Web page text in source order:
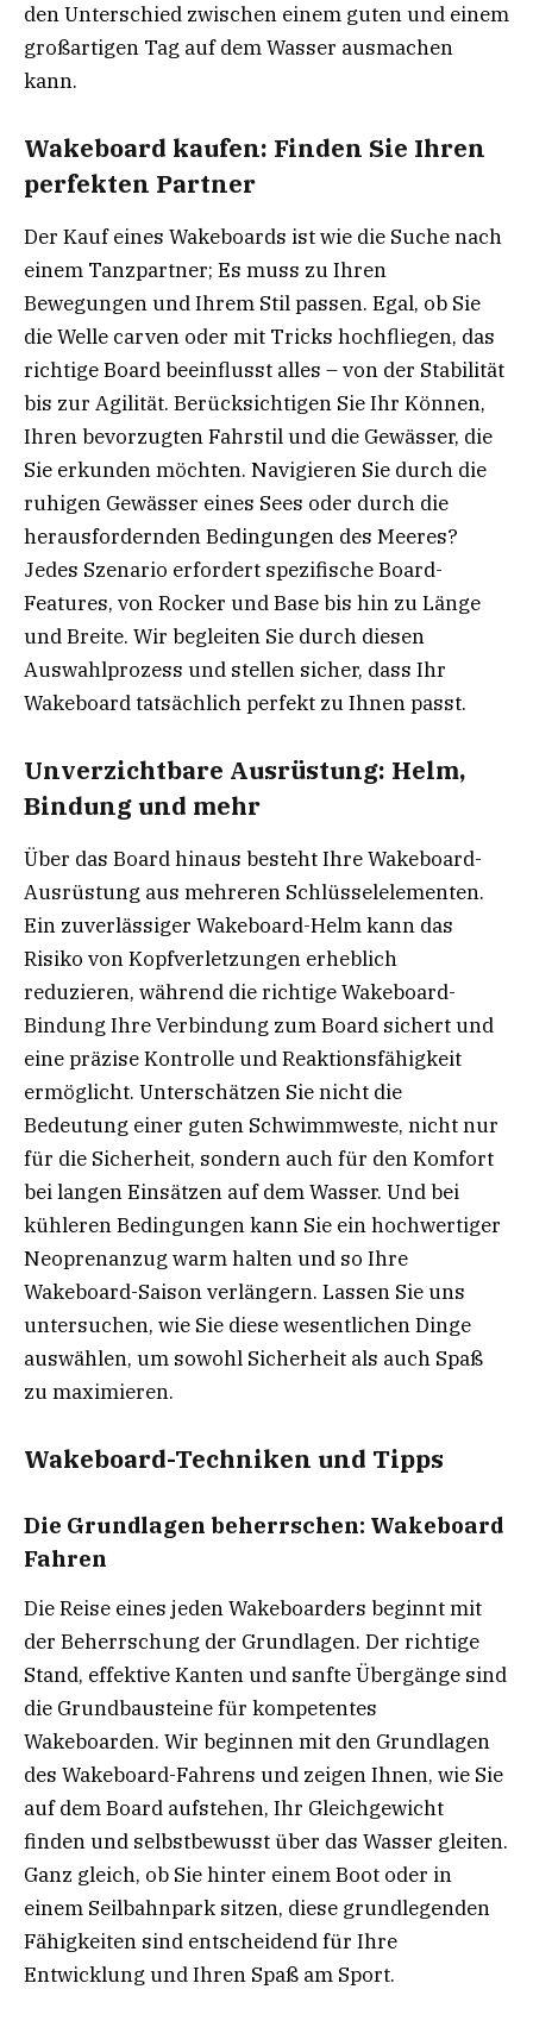
den Unterschied zwischen einem guten und einem
großartigen Tag auf dem Wasser ausmachen
kann.
Wakeboard kaufen: Finden Sie Ihren
perfekten Partner
Der Kauf eines Wakeboards ist wie die Suche nach
einem Tanzpartner; Es muss zu Ihren
Bewegungen und Ihrem Stil passen. Egal, ob Sie
die Welle carven oder mit Tricks hochfliegen, das
richtige Board beeinflusst alles – von der Stabilität
bis zur Agilität. Berücksichtigen Sie Ihr Können,
Ihren bevorzugten Fahrstil und die Gewässer, die
Sie erkunden möchten. Navigieren Sie durch die
ruhigen Gewässer eines Sees oder durch die
herausfordernden Bedingungen des Meeres?
Jedes Szenario erfordert spezifische Board-
Features, von Rocker und Base bis hin zu Länge
und Breite. Wir begleiten Sie durch diesen
Auswahlprozess und stellen sicher, dass Ihr
Wakeboard tatsächlich perfekt zu Ihnen passt.
Unverzichtbare Ausrüstung: Helm,
Bindung und mehr
Über das Board hinaus besteht Ihre Wakeboard-
Ausrüstung aus mehreren Schlüsselelementen.
Ein zuverlässiger Wakeboard-Helm kann das
Risiko von Kopfverletzungen erheblich
reduzieren, während die richtige Wakeboard-
Bindung Ihre Verbindung zum Board sichert und
eine präzise Kontrolle und Reaktionsfähigkeit
ermöglicht. Unterschätzen Sie nicht die
Bedeutung einer guten Schwimmweste, nicht nur
für die Sicherheit, sondern auch für den Komfort
bei langen Einsätzen auf dem Wasser. Und bei
kühleren Bedingungen kann Sie ein hochwertiger
Neoprenanzug warm halten und so Ihre
Wakeboard-Saison verlängern. Lassen Sie uns
untersuchen, wie Sie diese wesentlichen Dinge
auswählen, um sowohl Sicherheit als auch Spaß
zu maximieren.
Wakeboard-Techniken und Tipps
Die Grundlagen beherrschen: Wakeboard
Fahren
Die Reise eines jeden Wakeboarders beginnt mit
der Beherrschung der Grundlagen. Der richtige
Stand, effektive Kanten und sanfte Übergänge sind
die Grundbausteine für kompetentes
Wakeboarden. Wir beginnen mit den Grundlagen
des Wakeboard-Fahrens und zeigen Ihnen, wie Sie
auf dem Board aufstehen, Ihr Gleichgewicht
finden und selbstbewusst über das Wasser gleiten.
Ganz gleich, ob Sie hinter einem Boot oder in
einem Seilbahnpark sitzen, diese grundlegenden
Fähigkeiten sind entscheidend für Ihre
Entwicklung und Ihren Spaß am Sport.